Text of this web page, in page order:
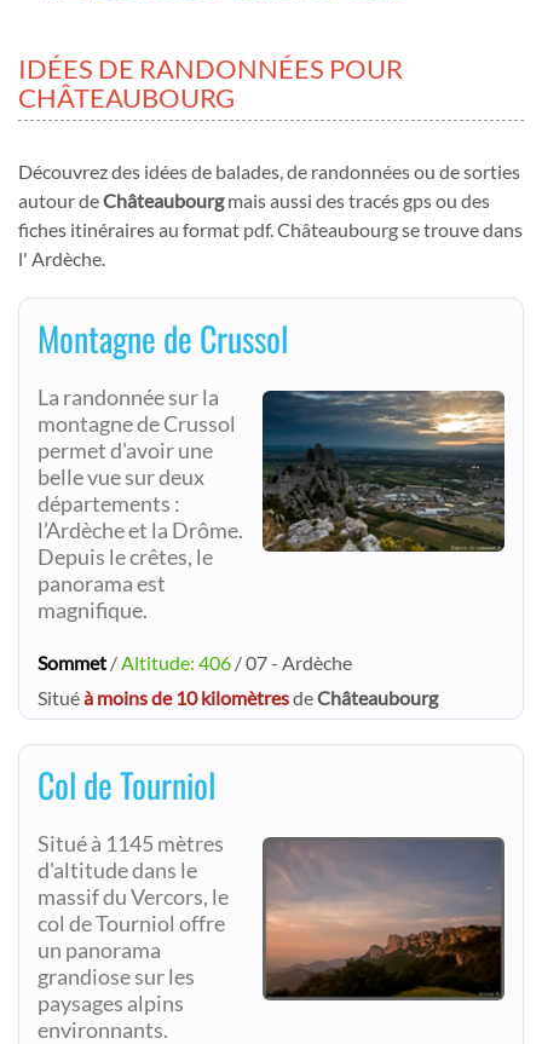
IDÉES DE RANDONNÉES POUR
CHÂTEAUBOURG
Découvrez des idées de balades, de randonnées ou de sorties
autour deChâteaubourgmais aussi des tracés gps ou des
fiches itinéraires au format pdf. Châteaubourg se trouve dans
l' Ardèche.
Montagne de Crussol
La randonnée sur la
montagne de Crussol
permet d'avoir une
belle vue sur deux
départements :
l’Ardèche et la Drôme.
Depuis le crêtes, le
panorama est
magnifique.
Sommet /Altitude: 406 / 07 - Ardèche
Situéà moins de 10 kilomètresdeChâteaubourg
Col de Tourniol
Situé à 1145 mètres
d'altitude dans le
massif du Vercors, le
col de Tourniol offre
un panorama
grandiose sur les
paysages alpins
environnants.